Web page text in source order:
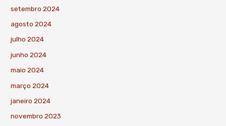
setembro 2024
agosto 2024
julho 2024
junho 2024
maio 2024
março 2024
janeiro 2024
novembro 2023